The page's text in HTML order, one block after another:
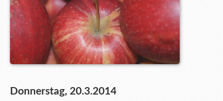
Donnerstag, 20.3.2014